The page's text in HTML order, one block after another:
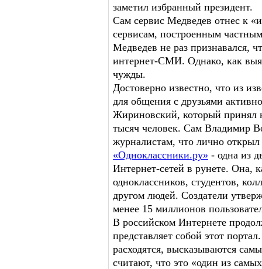
заметил избранный президент.
Сам сервис Медведев отнес к
сервисам, построенным
Медведев не раз признавался,
интернет-СМИ. Однако, как
чужды.
Достоверно известно, что из
для общения с друзьями
Жириновский, который принял
тысяч человек. Сам Владимир
журналистам, что лично
«Одноклассники.ру» - одна из
Интернет-сетей в рунете. Она,
одноклассников, студентов,
другом людей. Создатели
менее 15 миллионов
В российском Интернете
представляет собой этот
расходятся, высказываются
считают, что это «один из